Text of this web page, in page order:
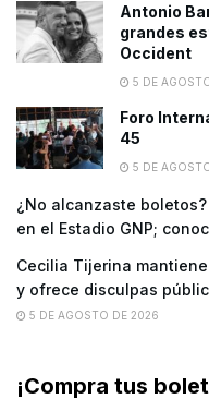
Antonio
grandes
Occident
5 DE
Foro
45
5 DE
¿No alcanzaste
en el Estadio GNP;
Cecilia Tijerina
y ofrece disculpas
5 DE AGOSTO DE 2026
¡Compra tus